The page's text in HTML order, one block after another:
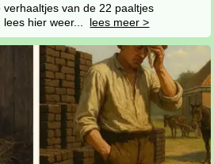
van de 22 paaltjes
lees hier weer... lees meer >